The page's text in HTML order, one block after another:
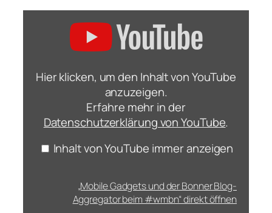
beimHier klicken, um den Inhalt von YouTube
anzuzeigen.
Erfahre mehr in der
Datenschutzerklärung von YouTube.
Inhalt von YouTube immer anzeigen
„Mobile Gadgets und der Bonner Blog-
Aggregator beim #wmbn“ direkt öffnen